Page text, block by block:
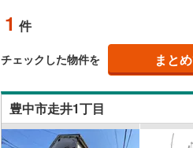
1 件
チェックした物件を まと
豊中市走井1丁目
近畿 大阪
中国 鳥取
四国 徳島
阿倍
堺市 堺区(
服部
私鉄・その他 近鉄
近鉄
近鉄
最寄
オン